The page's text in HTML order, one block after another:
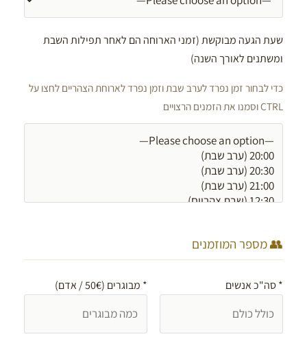
שעת הגעה מבוקשת (זמני הארוחה הם לאחר תפילות השבת
ומשתנים לאורך השנה)
כדי לבחור זמן נפרד לערב שבת וזמן נפרד לארוחת הצהריים לחצו על
CTRL וסמנו את הזמנים הרצויים
👥 מספר המוזמנים
*סה"כ אנשים * מבוגרים (50€ / אדם)